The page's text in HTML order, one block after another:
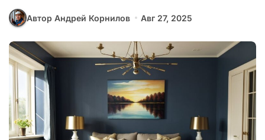
Автор Андрей Корнилов Авг 27, 2025